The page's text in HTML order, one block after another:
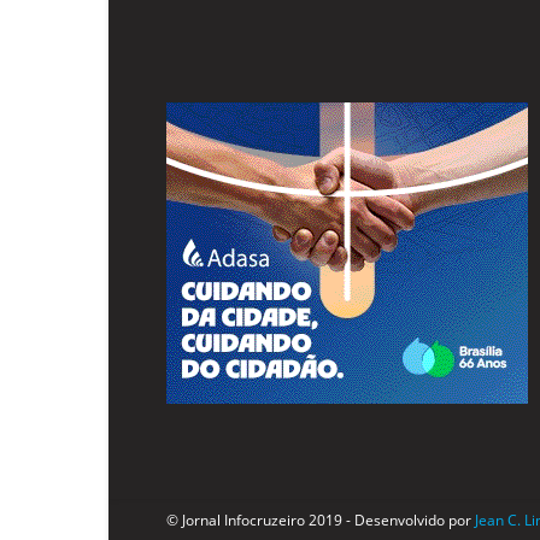
© Jornal Infocruzeiro 2019 - Desenvolvido por Jean C.